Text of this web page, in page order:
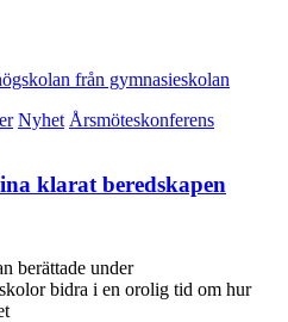
från gymnasieskolan
Nyhet Årsmöteskonferens
klarat beredskapen
berättade under
bidra i en orolig tid om hur